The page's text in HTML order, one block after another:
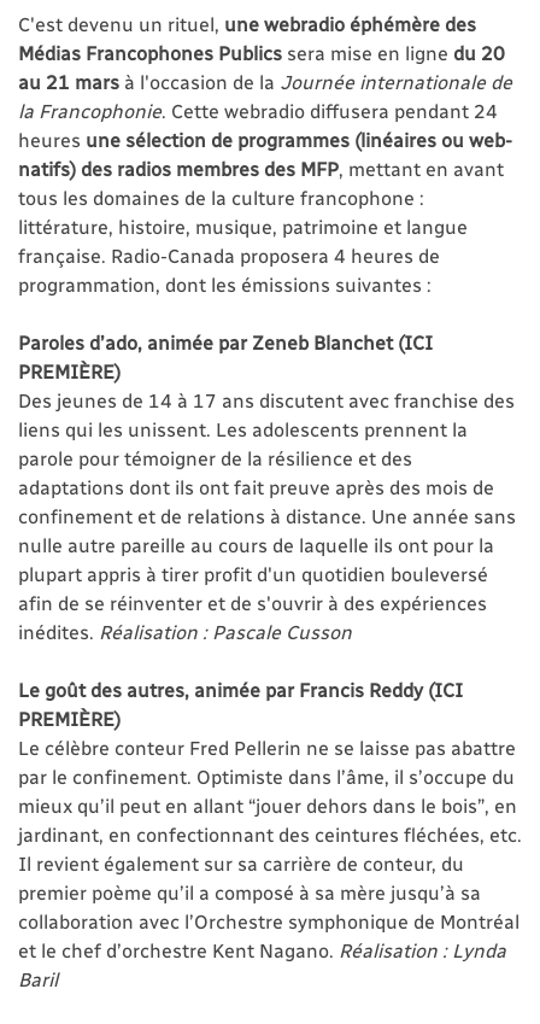
C'est devenu un rituel, une webradio éphémère des
Médias Francophones Publics sera mise en ligne du 20
au 21 mars à l'occasion de la Journée internationale de
la Francophonie. Cette webradio diffusera pendant 24
heures une sélection de programmes (linéaires ou web-
natifs) des radios membres des MFP, mettant en avant
tous les domaines de la culture francophone :
littérature, histoire, musique, patrimoine et langue
française. Radio-Canada proposera 4 heures de
programmation, dont les émissions suivantes :
Paroles d’ado, animée par Zeneb Blanchet (ICI
PREMIÈRE)
Des jeunes de 14 à 17 ans discutent avec franchise des
liens qui les unissent. Les adolescents prennent la
parole pour témoigner de la résilience et des
adaptations dont ils ont fait preuve après des mois de
confinement et de relations à distance. Une année sans
nulle autre pareille au cours de laquelle ils ont pour la
plupart appris à tirer profit d'un quotidien bouleversé
afin de se réinventer et de s'ouvrir à des expériences
inédites. Réalisation : Pascale Cusson
Le goût des autres, animée par Francis Reddy (ICI
PREMIÈRE)
Le célèbre conteur Fred Pellerin ne se laisse pas abattre
par le confinement. Optimiste dans l’âme, il s’occupe du
mieux qu’il peut en allant “jouer dehors dans le bois”, en
jardinant, en confectionnant des ceintures fléchées, etc.
Il revient également sur sa carrière de conteur, du
premier poème qu’il a composé à sa mère jusqu’à sa
collaboration avec l’Orchestre symphonique de Montréal
et le chef d’orchestre Kent Nagano. Réalisation : Lynda
Baril